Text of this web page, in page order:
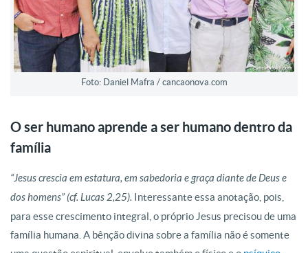
Foto: Daniel Mafra / cancaonova.com
O ser humano aprende a ser humano dentro da
família
“Jesus crescia em estatura, em sabedoria e graça diante de Deus e
dos homens” (cf. Lucas 2,25). Interessante essa anotação, pois,
para esse crescimento integral, o próprio Jesus precisou de uma
família humana. A bênção divina sobre a família não é somente